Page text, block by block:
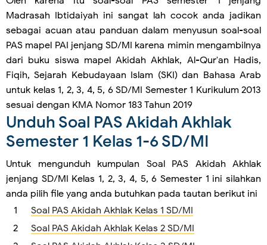
Madrasah Ibtidaiyah ini sangat lah cocok anda jadikan
sebagai acuan atau panduan dalam menyusun soal-soal
PAS mapel PAI jenjang SD/MI karena mimin mengambilnya
dari buku siswa mapel Akidah Akhlak, Al-Qur'an Hadis,
Fiqih, Sejarah Kebudayaan Islam (SKI) dan Bahasa Arab
untuk kelas 1, 2, 3, 4, 5, 6 SD/MI Semester 1 Kurikulum 2013
sesuai dengan KMA Nomor 183 Tahun 2019
Unduh Soal PAS Akidah Akhlak
Semester 1 Kelas 1-6 SD/MI
Untuk mengunduh kumpulan Soal PAS Akidah Akhlak
jenjang SD/MI Kelas 1, 2, 3, 4, 5, 6 Semester 1 ini silahkan
anda pilih file yang anda butuhkan pada tautan berikut ini
Soal PAS Akidah Akhlak Kelas 1 SD/MI
Soal PAS Akidah Akhlak Kelas 2 SD/MI